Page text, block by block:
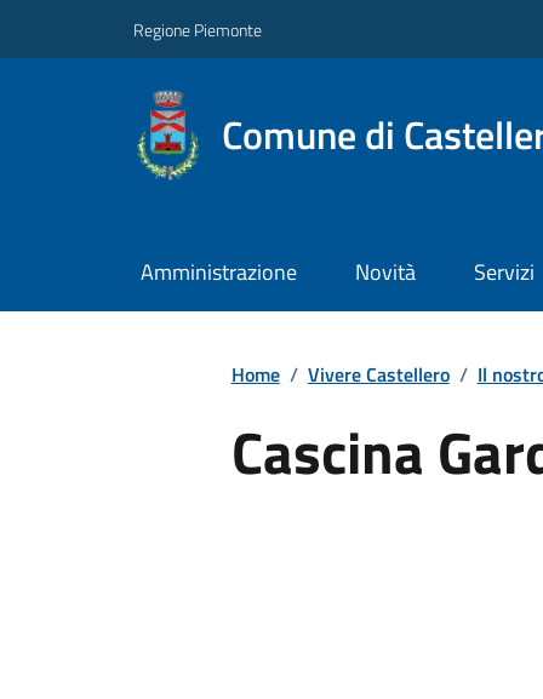
Regione Piemonte
Comune di
Amministrazione Novità Servizi
Home / Vivere Castellero / Il
Cascina